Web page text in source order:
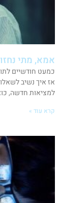
אמא, מתי
כמעט חודשיים
אז איך נשיב
למציאות חדשה,
קרא עוד »